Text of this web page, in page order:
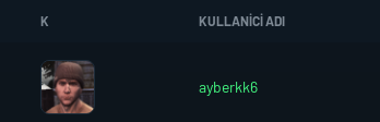
K KULLANICI ADI
ayberkk6